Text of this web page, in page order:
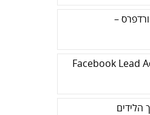
–
הלידים